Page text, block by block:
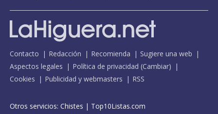
Contacto Redacción Recomienda
Sugiere una web
Aspectos legales
Política de privacidad (Cambiar)
Cookies
Publicidad y webmasters RSS
Otros servicios: Chistes | Top10Listas.com